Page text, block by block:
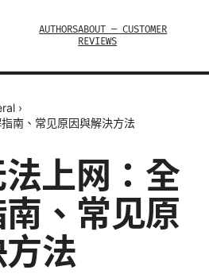
AUTHORSABOUT — CUSTOMER
REVIEWS
›
南、常见原因與解決方法
上网：全
、常见原
法